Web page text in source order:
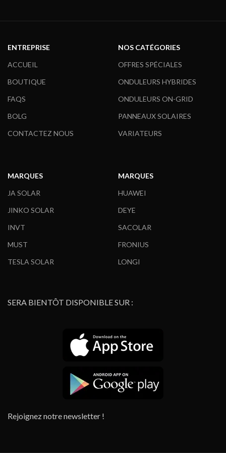
périphérique externe via l’interface
Certificats et garanties:
ENTREPRISE
ACCUEIL
BOUTIQUE
FAQS
BOLG
CONTACTEZ NOUS
NOS CATÉGORIES
OFFRES SPÉCIALES
ONDULEURS HYBRIDES
ONDULEURS ON-GRID
PANNEAUX SOLAIRES
VARIATEURS
MARQUES
JA SOLAR
JINKO SOLAR
INVT
MUST
TESLA SOLAR
MARQUES
HUAWEI
DEYE
SACOLAR
FRONIUS
LONGI
SERA BIENTÔT DISPONIBLE SUR :
Rejoignez notre newsletter !